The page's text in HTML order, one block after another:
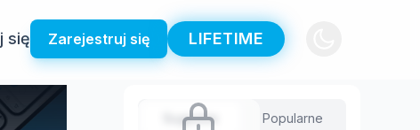
się Zarejestruj się LIFETIME
Sugestie Popularne